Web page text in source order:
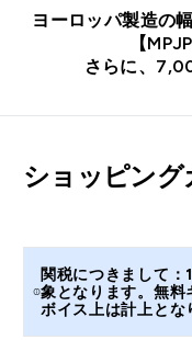
ヨーロッパ製造の
【
さらに、
ショッピング
関税につきまして
象となります。無料
ボイス上は計上と